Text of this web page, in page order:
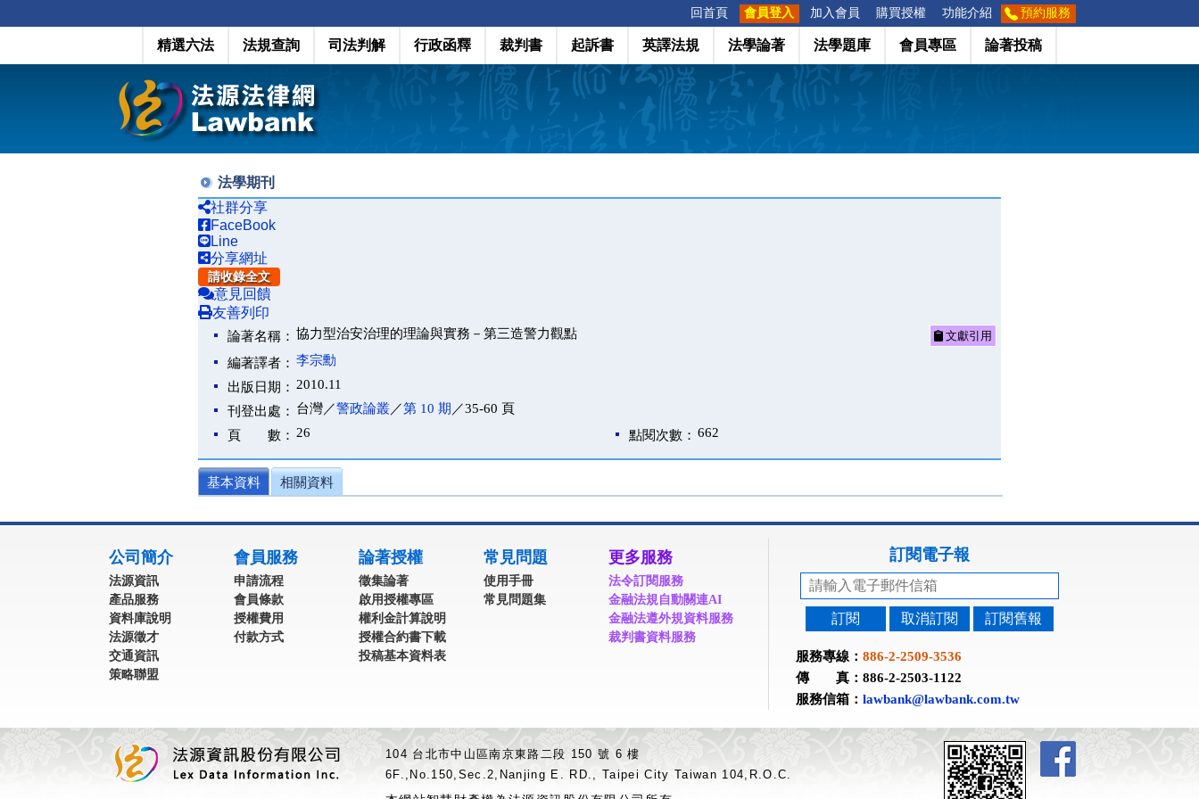
回首頁 會員登入 加入會員 購買授權 功能介紹 預約服務
精選六法 法規查詢 司法判解 行政函釋 裁判書 起訴書 英譯法規 法學論著 法學題庫 會員專區 論著投稿
法學期刊
社群分享
FaceBook
Line
分享網址
請收錄全文
意見回饋
友善列印
論著名稱： 協力型治安治理的理論與實務－第三造警力觀點 文獻引用
編著譯者： 李宗勳
出版日期： 2010.11
刊登出處： 台灣／警政論叢／第 10 期 ／35-60 頁
頁 數： 26 點閱次數： 662
基本資料 相關資料
公司簡介
法源資訊
產品服務
資料庫說明
法源徵才
交通資訊
策略聯盟
會員服務
申請流程
會員條款
授權費用
付款方式
論著授權
徵集論著
啟用授權專區
權利金計算說明
授權合約書下載
投稿基本資料表
常見問題
使用手冊
常見問題集
更多服務
法令訂閱服務
金融法規自動關連AI
金融法遵外規資料服務
裁判書資料服務
訂閱電子報
訂閱 取消訂閱 訂閱舊報
服務專線： 886-2-2509-3536
傳 真：886-2-2503-1122
服務信箱： lawbank@lawbank.com.tw
104 台北市中山區南京東路二段 150 號 6 樓
6F.,No.150,Sec.2,Nanjing E. RD., Taipei City Taiwan 104,R.O.C.